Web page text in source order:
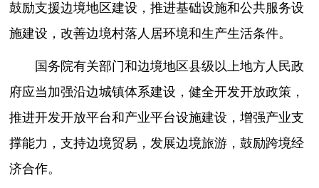
鼓励支援边境地区建设，推进基础设施和公共服务设
施建设，改善边境村落人居环境和生产生活条件。
国务院有关部门和边境地区县级以上地方人民政
府应当加强沿边城镇体系建设，健全开发开放政策，
推进开发开放平台和产业平台设施建设，增强产业支
撑能力，支持边境贸易，发展边境旅游，鼓励跨境经
济合作。